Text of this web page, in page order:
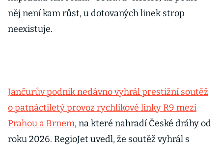
něj není kam růst, u dotovaných linek strop
neexistuje.
Jančurův podnik nedávno vyhrál prestižní soutěž
o patnáctiletý provoz rychlíkové linky R9 mezi
Prahou a Brnem, na které nahradí České dráhy od
roku 2026. RegioJet uvedl, že soutěž vyhrál s